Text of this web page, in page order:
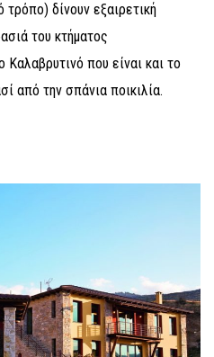
τρόπο) δίνουν εξαιρετική
του κτήματος
που είναι και το
από την σπάνια ποικιλία.